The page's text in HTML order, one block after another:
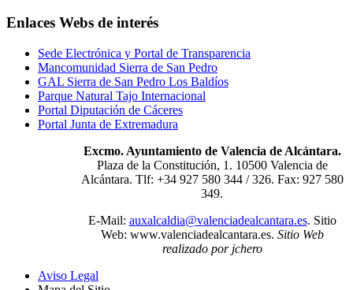
Enlaces Webs de interés
Sede Electrónica y Portal de Transparencia
Mancomunidad Sierra de San Pedro
GAL Sierra de San Pedro Los Baldíos
Parque Natural Tajo Internacional
Portal Diputación de Cáceres
Portal Junta de Extremadura
Excmo. Ayuntamiento de Valencia de Alcántara.
Plaza de la Constitución, 1. 10500 Valencia de
Alcántara. Tlf: +34 927 580 344 / 326. Fax: 927 580
349.
E-Mail: auxalcaldia@valenciadealcantara.es. Sitio
Web: www.valenciadealcantara.es. Sitio Web
realizado por jchero
Aviso Legal